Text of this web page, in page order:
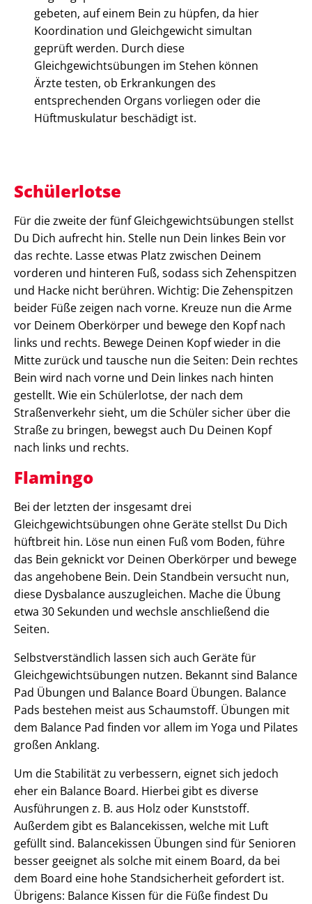
gebeten, auf einem Bein zu hüpfen, da hier
Koordination und Gleichgewicht simultan
geprüft werden. Durch diese
Gleichgewichtsübungen im Stehen können
Ärzte testen, ob Erkrankungen des
entsprechenden Organs vorliegen oder die
Hüftmuskulatur beschädigt ist.
Schülerlotse
Für die zweite der fünf Gleichgewichtsübungen stellst
Du Dich aufrecht hin. Stelle nun Dein linkes Bein vor
das rechte. Lasse etwas Platz zwischen Deinem
vorderen und hinteren Fuß, sodass sich Zehenspitzen
und Hacke nicht berühren. Wichtig: Die Zehenspitzen
beider Füße zeigen nach vorne. Kreuze nun die Arme
vor Deinem Oberkörper und bewege den Kopf nach
links und rechts. Bewege Deinen Kopf wieder in die
Mitte zurück und tausche nun die Seiten: Dein rechtes
Bein wird nach vorne und Dein linkes nach hinten
gestellt. Wie ein Schülerlotse, der nach dem
Straßenverkehr sieht, um die Schüler sicher über die
Straße zu bringen, bewegst auch Du Deinen Kopf
nach links und rechts.
Flamingo
Bei der letzten der insgesamt drei
Gleichgewichtsübungen ohne Geräte stellst Du Dich
hüftbreit hin. Löse nun einen Fuß vom Boden, führe
das Bein geknickt vor Deinen Oberkörper und bewege
das angehobene Bein. Dein Standbein versucht nun,
diese Dysbalance auszugleichen. Mache die Übung
etwa 30 Sekunden und wechsle anschließend die
Seiten.
Selbstverständlich lassen sich auch Geräte für
Gleichgewichtsübungen nutzen. Bekannt sind Balance
Pad Übungen und Balance Board Übungen. Balance
Pads bestehen meist aus Schaumstoff. Übungen mit
dem Balance Pad finden vor allem im Yoga und Pilates
großen Anklang.
Um die Stabilität zu verbessern, eignet sich jedoch
eher ein Balance Board. Hierbei gibt es diverse
Ausführungen z. B. aus Holz oder Kunststoff.
Außerdem gibt es Balancekissen, welche mit Luft
gefüllt sind. Balancekissen Übungen sind für Senioren
besser geeignet als solche mit einem Board, da bei
dem Board eine hohe Standsicherheit gefordert ist.
Übrigens: Balance Kissen für die Füße findest Du